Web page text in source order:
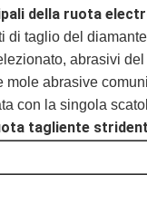
della ruota
di taglio del diamante
abrasivi
mole abrasive
con la singola
tagliente